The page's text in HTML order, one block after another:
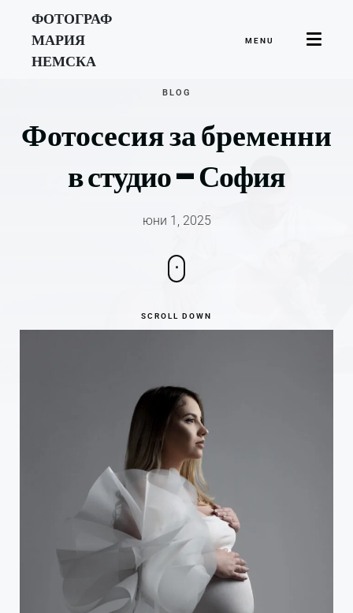
ФОТОГРАФ
МАРИЯ
НЕМСКА
MENU
BLOG
Фотосесия за бременни
в студио – София
юни 1, 2025
SCROLL DOWN